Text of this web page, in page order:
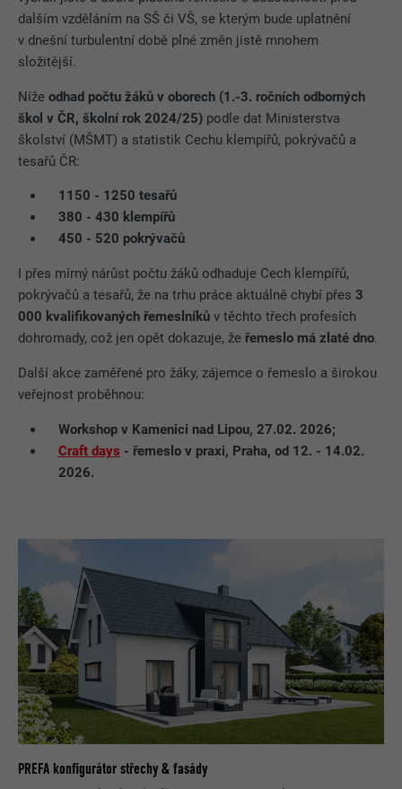
dalším vzděláním na SŠ či VŠ, se kterým bude uplatnění
v dnešní turbulentní době plné změn jistě mnohem
složitější.
Nížeodhad počtu žáků v oborech (1.-3. ročních odborných
škol v ČR, školní rok 2024/25) podle dat Ministerstva
školství (MŠMT) a statistik Cechu klempířů, pokrývačů a
tesařů ČR:
1150 - 1250 tesařů
380 - 430 klempířů
450 - 520 pokrývačů
I přes mírný nárůst počtu žáků odhaduje Cech klempířů,
pokrývačů a tesařů, že na trhu práce aktuálně chybí přes3
000 kvalifikovaných řemeslníků v těchto třech profesích
dohromady, což jen opět dokazuje, žeřemeslo má zlaté dno.
Další akce zaměřené pro žáky, zájemce o řemeslo a širokou
veřejnost proběhnou:
Workshop v Kamenici nad Lipou, 27.02. 2026;
Craft days - řemeslo v praxi, Praha, od 12. - 14.02.
2026.
PREFA konfigurátor střechy & fasády